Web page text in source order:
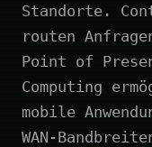
Standorte.
routen
Point of
Computing
mobile
WAN-